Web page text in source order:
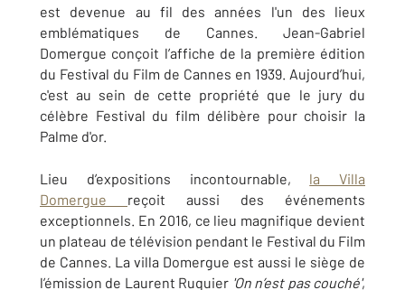
est devenue au fil des années l'un des lieux
emblématiques de Cannes. Jean-Gabriel
Domergue conçoit l’affiche de la première édition
du Festival du Film de Cannes en 1939. Aujourd’hui,
c'est au sein de cette propriété que le jury du
célèbre Festival du film délibère pour choisir la
Palme d'or.
Lieu d’expositions incontournable, la Villa
Domergue reçoit aussi des événements
exceptionnels. En 2016, ce lieu magnifique devient
un plateau de télévision pendant le Festival du Film
de Cannes. La villa Domergue est aussi le siège de
l’émission de Laurent Ruquier 'On n’est pas couché',